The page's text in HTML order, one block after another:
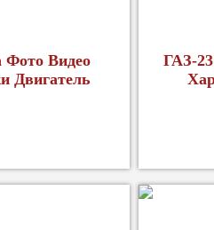
Фото Видео
Двигатель
ГАЗ-